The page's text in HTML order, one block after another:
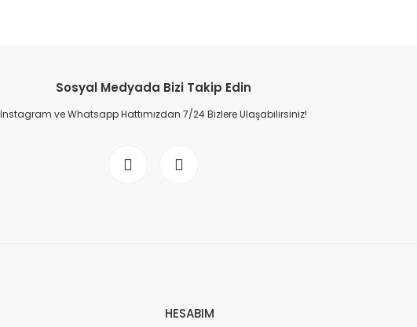
Sosyal Medyada Bizi Takip Edin
İnstagram ve Whatsapp Hattımızdan 7/24 Bizlere Ulaşabilirsiniz!
HESABIM